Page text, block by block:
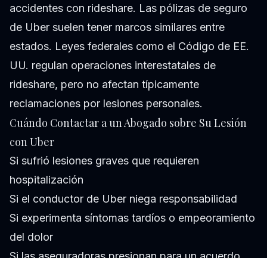
accidentes con rideshare. Las pólizas de seguro
de Uber suelen tener marcos similares entre
estados. Leyes federales como el Código de EE.
UU. regulan operaciones interestatales de
rideshare, pero no afectan típicamente
reclamaciones por lesiones personales.
Cuándo Contactar a un Abogado sobre Su Lesión
con Uber
Si sufrió lesiones graves que requieren
hospitalización
Si el conductor de Uber niega responsabilidad
Si experimenta síntomas tardíos o empeoramiento
del dolor